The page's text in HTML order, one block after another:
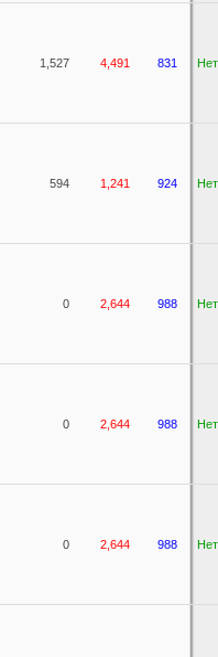
1,527 4,491 831 Нет
594 1,241 924 Нет
0 2,644 988 Нет
0 2,644 988 Нет
0 2,644 988 Нет